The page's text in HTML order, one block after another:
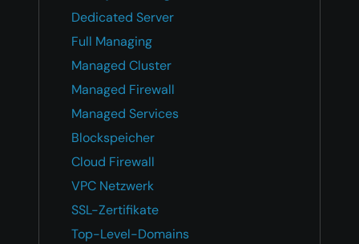
Dedicated Server
Full Managing
Managed Cluster
Managed Firewall
Managed Services
Blockspeicher
Cloud Firewall
VPC Netzwerk
SSL-Zertifikate
Top-Level-Domains